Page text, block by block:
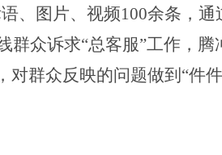
、图片、视频100余条 ， 通
群众诉求“总客服”工作， 腾
对群众反映的问题做到“件